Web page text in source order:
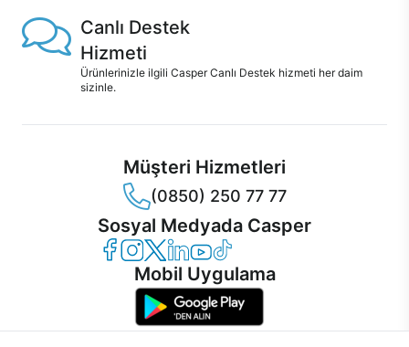
Canlı Destek
Hizmeti
Ürünlerinizle ilgili Casper Canlı Destek hizmeti her daim
sizinle.
Müşteri Hizmetleri
(0850) 250 77 77
Sosyal Medyada Casper
Casper Facebook
Casper Instagram
Casper Twitter
Casper LinkedIn
Casper YouTube
Casper TikTok
Mobil Uygulama